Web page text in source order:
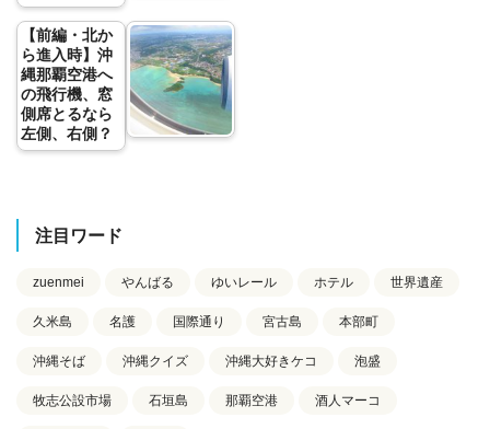
【前編・北か
ら進入時】沖
縄那覇空港へ
の飛行機、窓
側席とるなら
左側、右側？
注目ワード
zuenmei やんばる ゆいレール ホテル 世界遺産
久米島 名護 国際通り 宮古島 本部町
沖縄そば 沖縄クイズ 沖縄大好きケコ 泡盛
牧志公設市場 石垣島 那覇空港 酒人マーコ